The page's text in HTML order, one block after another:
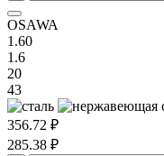
OSAWA
1.60
1.6
20
43
356.72 ₽
285.38 ₽